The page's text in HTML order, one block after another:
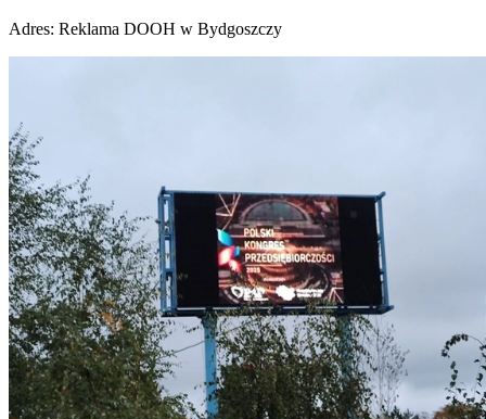
Adres: Reklama DOOH w Bydgoszczy